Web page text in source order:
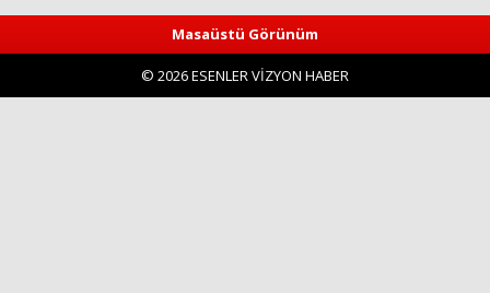
Yorum
Masaüstü Görünüm
© 2026 ESENLER VİZYON HABER